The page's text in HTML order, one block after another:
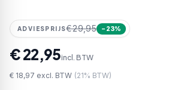
ADVIESPRIJS€29,95 − 23%
€ 22,95incl. BTW
€ 18,97 excl. BTW (21% BTW)